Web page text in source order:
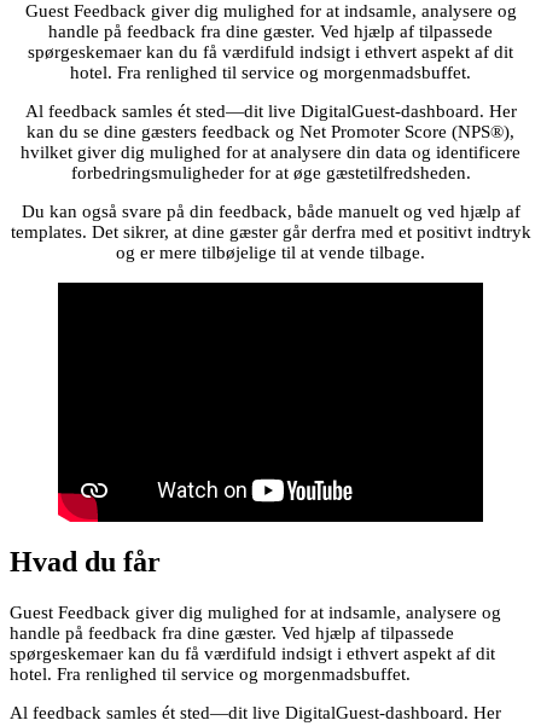
Guest Feedback giver dig mulighed for at indsamle, analysere og
handle på feedback fra dine gæster. Ved hjælp af tilpassede
spørgeskemaer kan du få værdifuld indsigt i ethvert aspekt af dit
hotel. Fra renlighed til service og morgenmadsbuffet.
Al feedback samles ét sted—dit live DigitalGuest-dashboard. Her
kan du se dine gæsters feedback og Net Promoter Score (NPS®),
hvilket giver dig mulighed for at analysere din data og identificere
forbedringsmuligheder for at øge gæstetilfredsheden.
Du kan også svare på din feedback, både manuelt og ved hjælp af
templates. Det sikrer, at dine gæster går derfra med et positivt indtryk
og er mere tilbøjelige til at vende tilbage.
Hvad du får
Guest Feedback giver dig mulighed for at indsamle, analysere og
handle på feedback fra dine gæster. Ved hjælp af tilpassede
spørgeskemaer kan du få værdifuld indsigt i ethvert aspekt af dit
hotel. Fra renlighed til service og morgenmadsbuffet.
Al feedback samles ét sted—dit live DigitalGuest-dashboard. Her